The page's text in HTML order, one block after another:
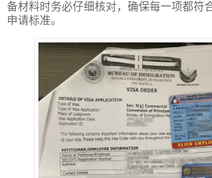
备材料时务必仔细核对，确保每一项都符
申请标准。